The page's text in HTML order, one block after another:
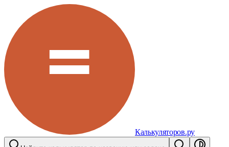
Калькуляторов.ру